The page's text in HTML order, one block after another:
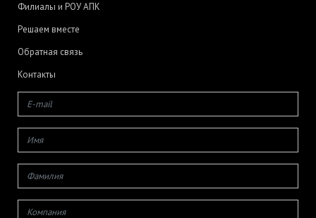
Филиалы и РОУ АПК
Решаем вместе
Обратная связь
Контакты